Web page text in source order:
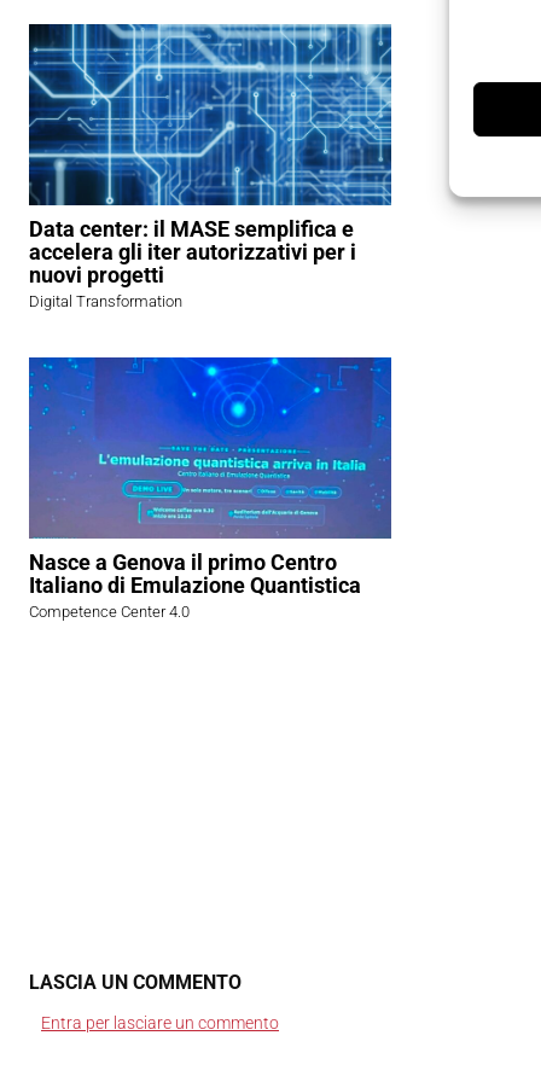
Data center: il MASE semplifica e
accelera gli iter autorizzativi per i
nuovi progetti
Digital Transformation
Nasce a Genova il primo Centro
Italiano di Emulazione Quantistica
Competence Center 4.0
LASCIA UN COMMENTO
Entra per lasciare un commento